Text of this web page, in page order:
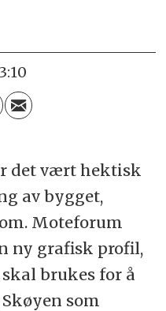
det vært hektisk
av bygget,
Moteforum
ny grafisk profil,
brukes for å
som